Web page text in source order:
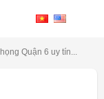
Quận 6 uy tín...